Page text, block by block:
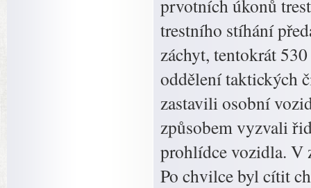
prvotních úkonů
trestního stíhání
záchyt, tentokrát
oddělení taktických
zastavili osobní
způsobem vyzvali
prohlídce vozidla. V
Po chvilce byl cítit